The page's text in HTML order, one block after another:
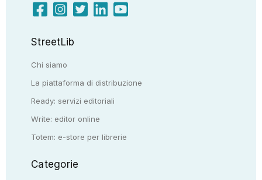
StreetLib
Chi siamo
La piattaforma di distribuzione
Ready: servizi editoriali
Write: editor online
Totem: e-store per librerie
Categorie